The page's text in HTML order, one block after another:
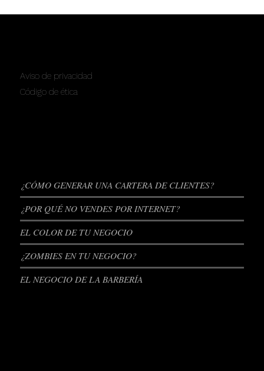
Aviso de privacidad
Código de ética
¿CÓMO GENERAR UNA CARTERA DE CLIENTES?
¿POR QUÉ NO VENDES POR INTERNET?
EL COLOR DE TU NEGOCIO
¿ZOMBIES EN TU NEGOCIO?
EL NEGOCIO DE LA BARBERÍA